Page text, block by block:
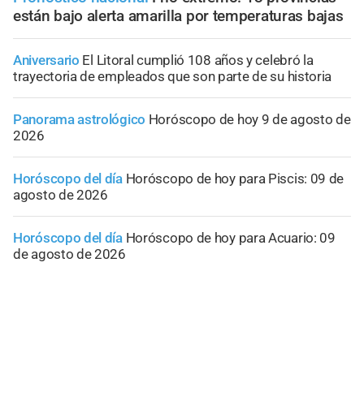
están bajo alerta amarilla por temperaturas bajas
Aniversario El Litoral cumplió 108 años y celebró la
trayectoria de empleados que son parte de su historia
Panorama astrológico Horóscopo de hoy 9 de agosto de
2026
Horóscopo del día Horóscopo de hoy para Piscis: 09 de
agosto de 2026
Horóscopo del día Horóscopo de hoy para Acuario: 09
de agosto de 2026